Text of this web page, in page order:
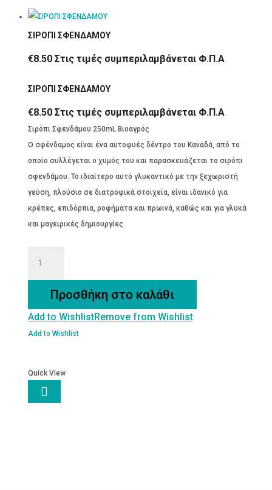
ΣΙΡΟΠΙ ΣΦΕΝΔΑΜΟΥ
€8.50 Στις τιμές συμπεριλαμβάνεται Φ.Π.Α
ΣΙΡΟΠΙ ΣΦΕΝΔΑΜΟΥ
€8.50 Στις τιμές συμπεριλαμβάνεται Φ.Π.Α
Σιρόπι Σφενδάμου 250mL Βιοαγρός
Ο σφένδαμος είναι ένα αυτοφυές δέντρο του Καναδά, από το
οποίο συλλέγεται ο χυμός του και παρασκευάζεται το σιρόπι
σφενδάμου. Το ιδιαίτερο αυτό γλυκαντικό με την ξεχωριστή
γεύση, πλούσιο σε διατροφικά στοιχεία, είναι ιδανικό για
κρέπες, επιδόρπια, ροφήματα και πρωινά, καθώς και για γλυκά
και μαγειρικές δημιουργίες.
Προσθήκη στο καλάθι
Add to WishlistRemove from Wishlist
Add to Wishlist
Quick View
